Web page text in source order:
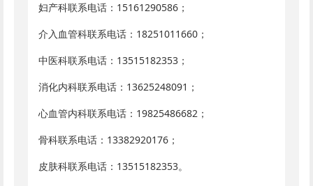
妇产科联系电话：15161290586；
介入血管科联系电话：18251011660；
中医科联系电话：13515182353；
消化内科联系电话：13625248091；
心血管内科联系电话：19825486682；
骨科联系电话：13382920176；
皮肤科联系电话：13515182353。